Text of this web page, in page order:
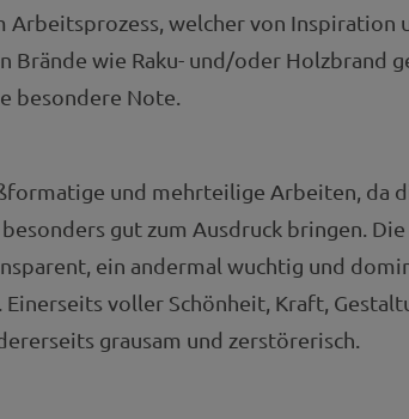
Arbeitsprozess, welcher von Inspiration
Brände wie Raku- und/oder Holzbrand
besondere Note.
und mehrteilige Arbeiten, da
gut zum Ausdruck bringen.
ein andermal wuchtig und
voller Schönheit, Kraft,
grausam und zerstörerisch.